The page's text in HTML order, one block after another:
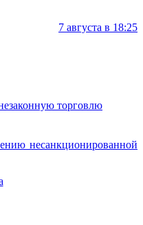
7 августа в 18:25
торговлю
несанкционированной